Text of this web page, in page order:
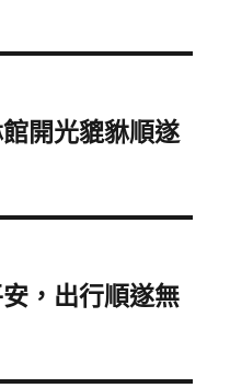
開光貔貅順遂
，出行順遂無